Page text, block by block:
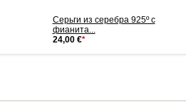
Cерьги из серебра 925º с
фианита...
24,00 €*